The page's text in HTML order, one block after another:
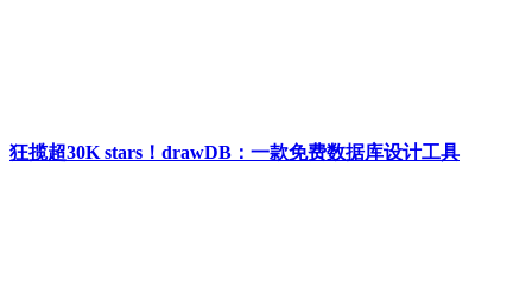
狂揽超30K stars！drawDB：一款免费数据库设计工具